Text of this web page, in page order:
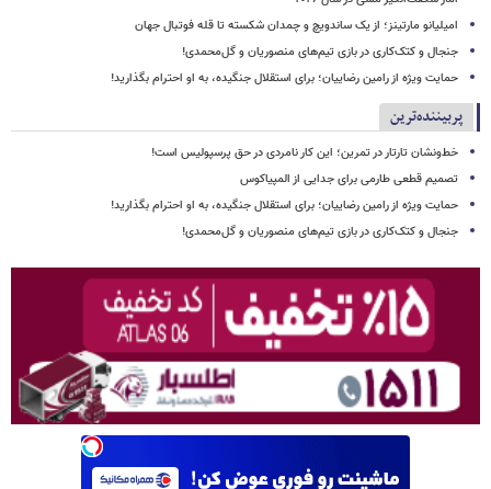
امیلیانو مارتینز؛ از یک ساندویچ و چمدان شکسته تا قله فوتبال جهان
جنجال و کتک‌کاری در بازی تیم‌های منصوریان و گل‌محمدی!
حمایت ویژه از رامین رضاییان؛ برای استقلال جنگیده، به او احترام بگذارید!
پربیننده‌ترین
خط‌ونشان تارتار در تمرین؛ این کار نامردی در حق پرسپولیس است!
تصمیم قطعی طارمی برای جدایی از المپیاکوس
حمایت ویژه از رامین رضاییان؛ برای استقلال جنگیده، به او احترام بگذارید!
جنجال و کتک‌کاری در بازی تیم‌های منصوریان و گل‌محمدی!